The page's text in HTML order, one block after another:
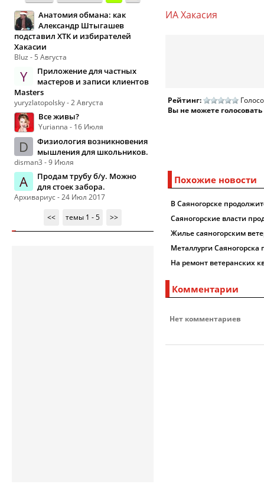
Анатомия обмана: как
Александр Штыгашев
подставил ХТК и избирателей
Хакасии
Bluz - 5 Августа
Y
Приложение для частных
мастеров и записи клиентов
Masters
yuryzlatopolsky - 2 Августа
Все живы?
Yurianna - 16 Июля
D
Физиология возникновения
мышления для школьников.
disman3 - 9 Июля
А
Продам трубу б/у. Можно
для стоек забора.
Архивариус - 24 Июл 2017
<<
темы 1 - 5 >>
ИА Хакасия
Рейтинг:
Вы не можете голосовать
Похожие новости
В Саяногорске
Саяногорские власти
Жилье саяногорским
Металлурги
На ремонт ветеранских
Комментарии
Нет комментариев